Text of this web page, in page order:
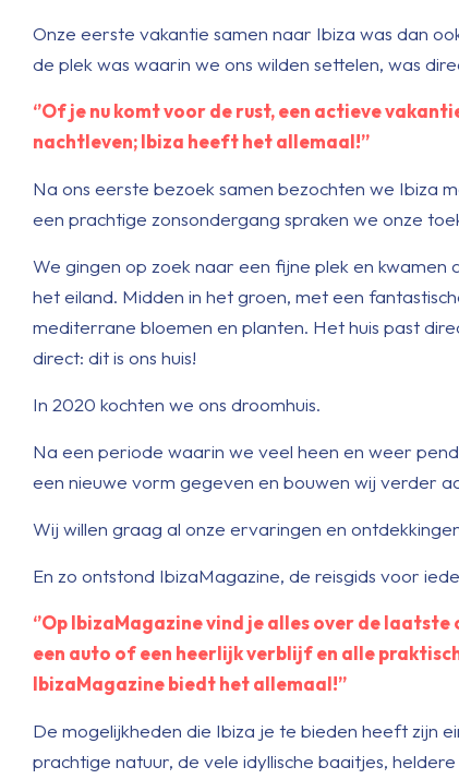
Onze eerste vakantie samen naar Ibiza was dan
de plek was waarin we ons wilden settelen, was
‘’Of je nu komt voor de rust, een actieve
nachtleven; Ibiza heeft het allemaal!’’
Na ons eerste bezoek samen bezochten we Ibiza
een prachtige zonsondergang spraken we onze
We gingen op zoek naar een fijne plek en kwamen
het eiland. Midden in het groen, met een
mediterrane bloemen en planten. Het huis past
direct: dit is ons huis!
In 2020 kochten we ons droomhuis.
Na een periode waarin we veel heen en weer
een nieuwe vorm gegeven en bouwen wij verder
Wij willen graag al onze ervaringen en
En zo ontstond IbizaMagazine, de reisgids voor
‘’Op IbizaMagazine vind je alles over de
een auto of een heerlijk verblijf en alle
IbizaMagazine biedt het allemaal!’’
De mogelijkheden die Ibiza je te bieden heeft zijn
prachtige natuur, de vele idyllische baaitjes,